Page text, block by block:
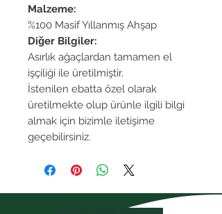
Malzeme:
%100 Masif Yıllanmış Ahşap
Diğer Bilgiler:
Asırlık ağaçlardan tamamen el
işçiliği ile üretilmiştir.
İstenilen ebatta özel olarak
üretilmekte olup ürünle ilgili bilgi
almak için bizimle iletişime
geçebilirsiniz.